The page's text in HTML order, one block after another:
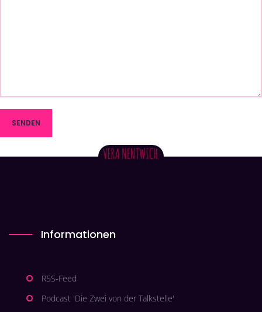
Informationen
RSS-Feed
Podcast 'Die Zwei von der Talkstelle'